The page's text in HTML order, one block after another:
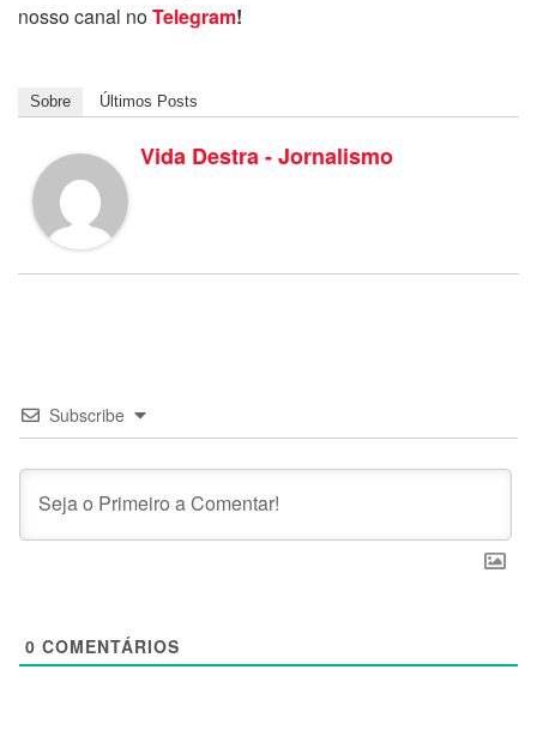
nosso canal noTelegram!
Sobre Últimos Posts
Vida Destra - Jornalismo
Subscribe
0 COMENTÁRIOS